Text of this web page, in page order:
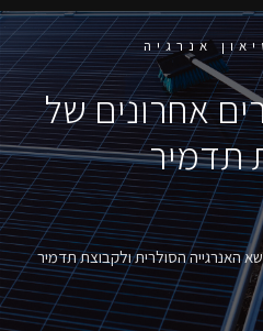
אנרגיה
אחרונים של
תדמיר
האנרגייה הסולרית ולקבוצת תדמיר